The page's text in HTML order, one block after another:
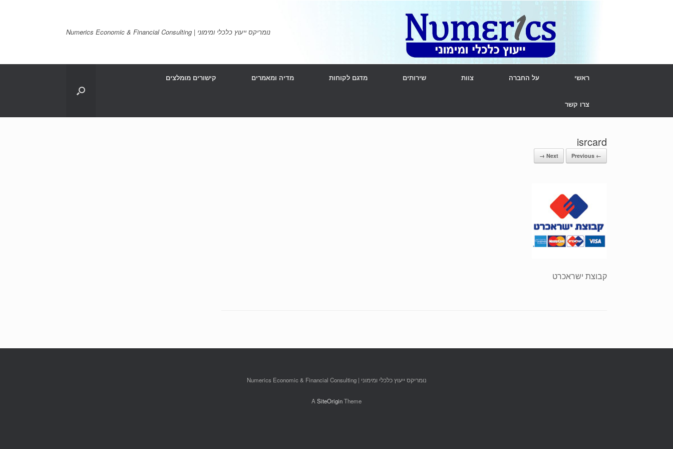
נומריקס ייעוץ כלכלי ומימוני | Numerics Economic & Financial Consulting
ראשי על החברה צוות שירותים מדגם לקוחות מדיה ומאמרים קישורים מומלצים
צרו קשר
isrcard
← Previous
Next →
קבוצת ישראכרט
נומריקס ייעוץ כלכלי ומימוני | Numerics Economic & Financial Consulting
A SiteOriginTheme